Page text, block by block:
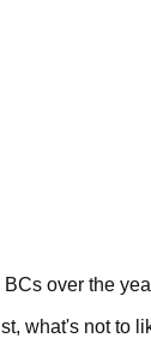
over the
what's not to